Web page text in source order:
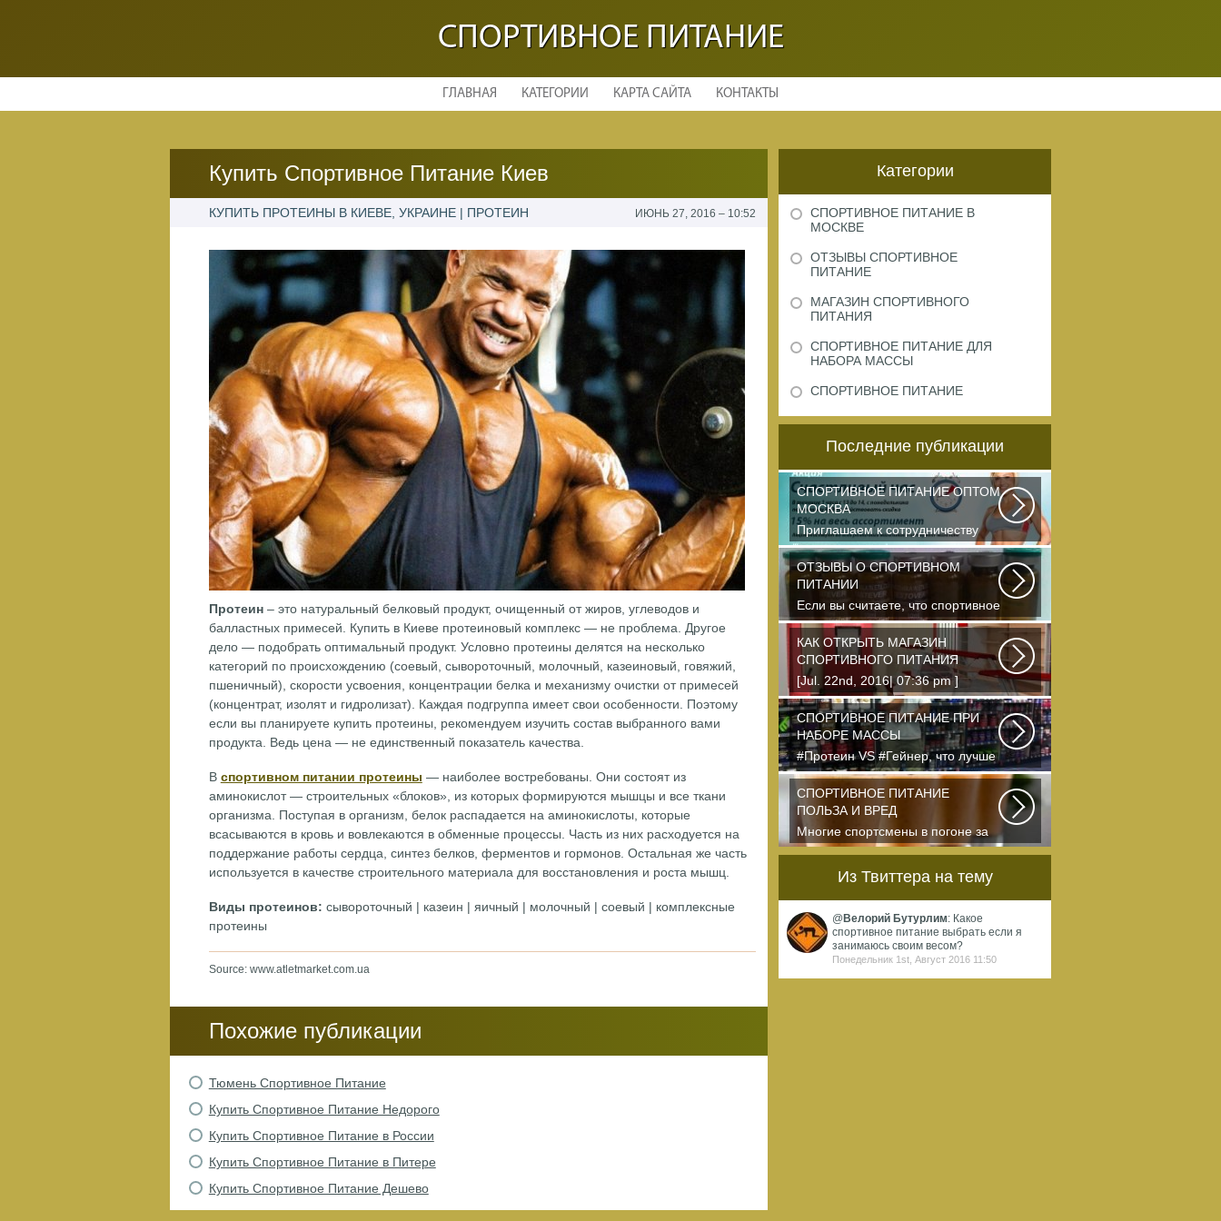
СПОРТИВНОЕ ПИТАНИЕ
ГЛАВНАЯ КАТЕГОРИИ КАРТА САЙТА КОНТАКТЫ
Купить Спортивное Питание Киев
КУПИТЬ ПРОТЕИНЫ В КИЕВЕ, УКРАИНЕ | ПРОТЕИН ИЮНЬ 27, 2016 – 10:52
Протеин– это натуральный белковый продукт, очищенный от жиров, углеводов и
балластных примесей. Купить в Киеве протеиновый комплекс — не проблема. Другое
дело — подобрать оптимальный продукт. Условно протеины делятся на несколько
категорий по происхождению (соевый, сывороточный, молочный, казеиновый, говяжий,
пшеничный), скорости усвоения, концентрации белка и механизму очистки от примесей
(концентрат, изолят и гидролизат). Каждая подгруппа имеет свои особенности. Поэтому
если вы планируете купить протеины, рекомендуем изучить состав выбранного вами
продукта. Ведь цена — не единственный показатель качества.
В спортивном питании протеины — наиболее востребованы. Они состоят из
аминокислот — строительных «блоков», из которых формируются мышцы и все ткани
организма. Поступая в организм, белок распадается на аминокислоты, которые
всасываются в кровь и вовлекаются в обменные процессы. Часть из них расходуется на
поддержание работы сердца, синтез белков, ферментов и гормонов. Остальная же часть
используется в качестве строительного материала для восстановления и роста мышц.
Виды протеинов: сывороточный | казеин | яичный | молочный | соевый | комплексные
протеины
Source: www.atletmarket.com.ua
Похожие публикации
Тюмень Спортивное Питание
Купить Спортивное Питание Недорого
Купить Спортивное Питание в России
Купить Спортивное Питание в Питере
Купить Спортивное Питание Дешево
Категории
СПОРТИВНОЕ ПИТАНИЕ В
МОСКВЕ
ОТЗЫВЫ СПОРТИВНОЕ
ПИТАНИЕ
МАГАЗИН СПОРТИВНОГО
ПИТАНИЯ
СПОРТИВНОЕ ПИТАНИЕ ДЛЯ
НАБОРА МАССЫ
СПОРТИВНОЕ ПИТАНИЕ
Последние публикации
СПОРТИВНОЕ ПИТАНИЕ ОПТОМ
МОСКВА
Приглашаем к сотрудничеству
организации, занимающихся
продажей спортивного...
ОТЗЫВЫ О СПОРТИВНОМ
ПИТАНИИ
Если вы считаете, что спортивное
питание — это стероиды и
протеин в шприцах...
КАК ОТКРЫТЬ МАГАЗИН
СПОРТИВНОГО ПИТАНИЯ
[Jul. 22nd, 2016| 07:36 pm ]
dkphoto Что-то я окончательно
перевел ведение...
СПОРТИВНОЕ ПИТАНИЕ ПРИ
НАБОРЕ МАССЫ
#Протеин VS #Гейнер, что лучше
для набора массы? Очень часто
начинающие...
СПОРТИВНОЕ ПИТАНИЕ
ПОЛЬЗА И ВРЕД
Многие спортсмены в погоне за
спортивными результатами в
Из Твиттера на тему
@ Велорий Бутурлим: Какое
спортивное питание выбрать если я
занимаюсь своим весом?
Понедельник 1st, Август 2016 11:50